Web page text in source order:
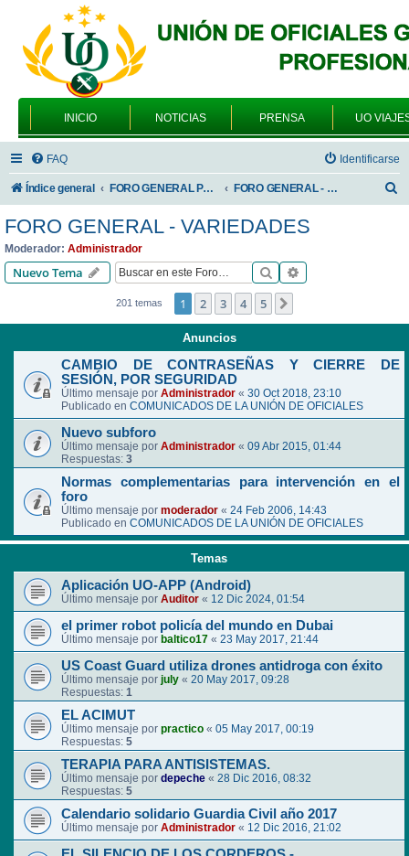
INICIO NOTICIAS PRENSA UO
FAQ Identificarse
Índice general FORO GENERAL PARA TODOS LOS USUARIOS FORO GENERAL - VARIEDADES
FORO GENERAL - VARIEDADES
Moderador: Administrador
Nuevo Tema Buscar
201 temas 1 2 3 4 5
Anuncios
CAMBIO DE CONTRASEÑAS Y CIERRE DE
SESIÓN, POR SEGURIDAD
Último mensaje por Administrador « 30 Oct 2018, 23:10
Publicado en COMUNICADOS DE LA UNIÓN DE OFICIALES
Nuevo subforo
Último mensaje por Administrador « 09 Abr 2015, 01:44
Respuestas: 3
Normas complementarias para intervención en el
foro
Último mensaje por moderador « 24 Feb 2006, 14:43
Publicado en COMUNICADOS DE LA UNIÓN DE OFICIALES
Temas
Aplicación UO-APP (Android)
Último mensaje por Auditor « 12 Dic 2024, 01:54
el primer robot policía del mundo en Dubai
Último mensaje por baltico17 « 23 May 2017, 21:44
US Coast Guard utiliza drones antidroga con éxito
Último mensaje por july « 20 May 2017, 09:28
Respuestas: 1
EL ACIMUT
Último mensaje por practico « 05 May 2017, 00:19
Respuestas: 5
TERAPIA PARA ANTISISTEMAS.
Último mensaje por depeche « 28 Dic 2016, 08:32
Respuestas: 5
Calendario solidario Guardia Civil año 2017
Último mensaje por Administrador « 12 Dic 2016, 21:02